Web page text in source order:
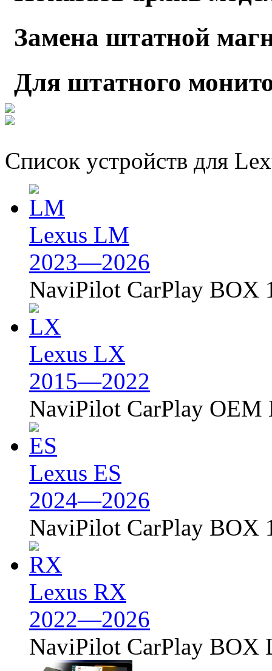
Замена штатной
Для штатного
Список устройств для
Lexus LM
2023—2026
NaviPilot CarPlay BOX
Lexus LX
2015—2022
NaviPilot CarPlay OEM
Lexus ES
2024—2026
NaviPilot CarPlay BOX
Lexus RX
2022—2026
NaviPilot CarPlay BOX